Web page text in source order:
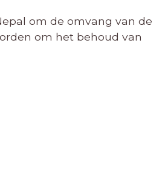
om de omvang van de
om het behoud van